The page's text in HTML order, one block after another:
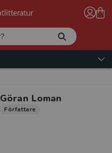
Göran Loman
Författare